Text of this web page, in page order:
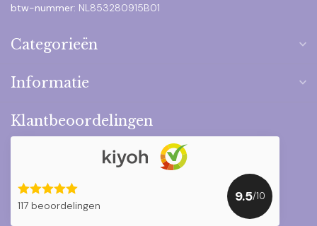
btw-nummer: NL853280915B01
Categorieën
Informatie
Klantbeoordelingen
117 beoordelingen
9.5/10